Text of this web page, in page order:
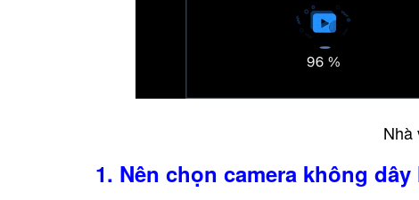
Nhà
1. Nên chọn camera không